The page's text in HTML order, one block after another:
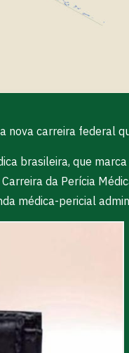
nova carreira federal
brasileira, que
da Perícia
médica-pericial